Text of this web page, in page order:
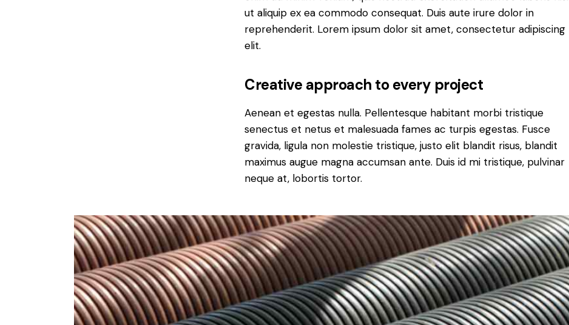
ut aliquip ex ea commodo consequat. Duis aute irure dolor in
reprehenderit. Lorem ipsum dolor sit amet, consectetur adipiscing
elit.
Creative approach to every project
Aenean et egestas nulla. Pellentesque habitant morbi tristique
senectus et netus et malesuada fames ac turpis egestas. Fusce
gravida, ligula non molestie tristique, justo elit blandit risus, blandit
maximus augue magna accumsan ante. Duis id mi tristique, pulvinar
neque at, lobortis tortor.